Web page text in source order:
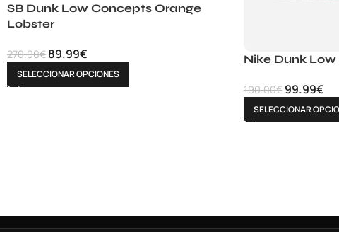
SB Dunk Low Concepts Orange
Lobster
270.00€ 89.99€
SELECCIONAR OPCIONES
Nike Dunk Low
190.00€ 99.99€
SELECCIONAR